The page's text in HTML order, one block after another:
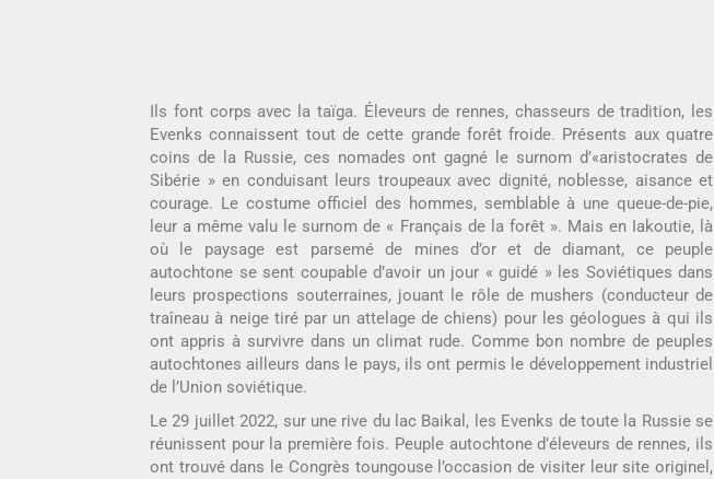
Ils font corps avec la taïga. Éleveurs de rennes, chasseurs de tradition, les
Evenks connaissent tout de cette grande forêt froide. Présents aux quatre
coins de la Russie, ces nomades ont gagné le surnom d’«aristocrates de
Sibérie » en conduisant leurs troupeaux avec dignité, noblesse, aisance et
courage. Le costume officiel des hommes, semblable à une queue-de-pie,
leur a même valu le surnom de « Français de la forêt ». Mais en Iakoutie, là
où le paysage est parsemé de mines d’or et de diamant, ce peuple
autochtone se sent coupable d’avoir un jour « guidé » les Soviétiques dans
leurs prospections souterraines, jouant le rôle de mushers (conducteur de
traîneau à neige tiré par un attelage de chiens) pour les géologues à qui ils
ont appris à survivre dans un climat rude. Comme bon nombre de peuples
autochtones ailleurs dans le pays, ils ont permis le développement industriel
de l’Union soviétique.
Le 29 juillet 2022, sur une rive du lac Baikal, les Evenks de toute la Russie se
réunissent pour la première fois. Peuple autochtone d’éleveurs de rennes, ils
ont trouvé dans le Congrès toungouse l’occasion de visiter leur site originel,